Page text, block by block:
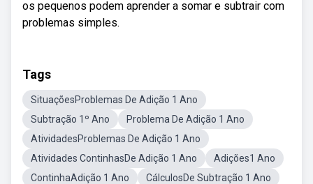
os pequenos podem aprender a somar e subtrair com
problemas simples.
Tags
SituaçõesProblemas De Adição 1 Ano
Subtração 1º Ano
Problema De Adição 1 Ano
AtividadesProblemas De Adição 1 Ano
Atividades ContinhasDe Adição 1 Ano
Adições1 Ano
ContinhaAdição 1 Ano
CálculosDe Subtração 1 Ano